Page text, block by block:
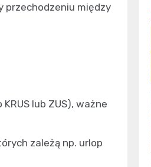
przechodzeniu między
lub ZUS), ważne
zależą np. urlop